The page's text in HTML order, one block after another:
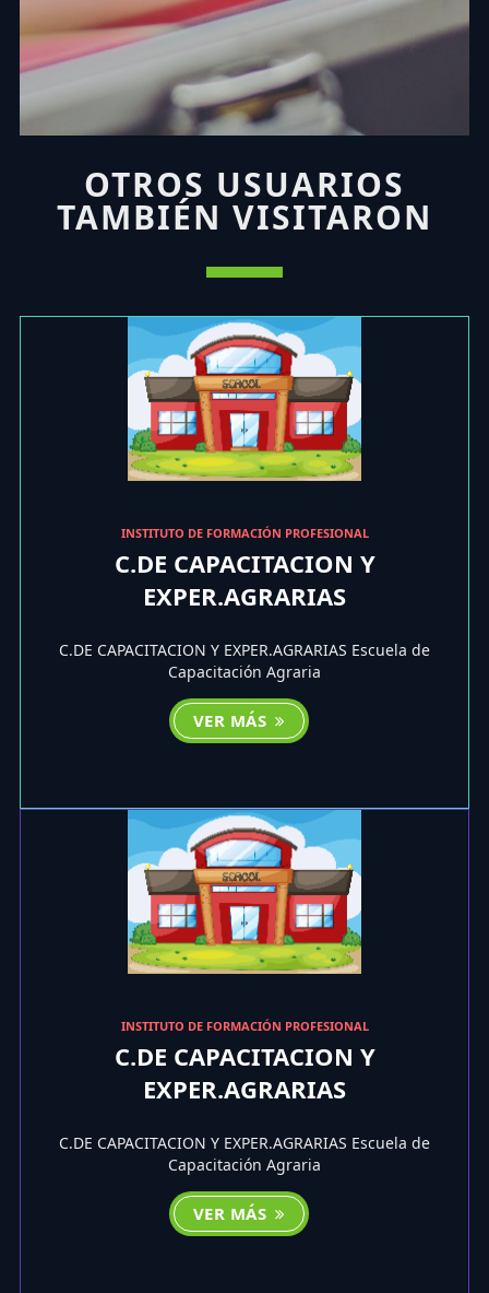
OTROS USUARIOS
TAMBIÉN VISITARON
INSTITUTO DE FORMACIÓN PROFESIONAL
C.DE CAPACITACION Y
EXPER.AGRARIAS
C.DE CAPACITACION Y EXPER.AGRARIAS Escuela de
Capacitación Agraria
VER MÁS
INSTITUTO DE FORMACIÓN PROFESIONAL
C.DE CAPACITACION Y
EXPER.AGRARIAS
C.DE CAPACITACION Y EXPER.AGRARIAS Escuela de
Capacitación Agraria
VER MÁS